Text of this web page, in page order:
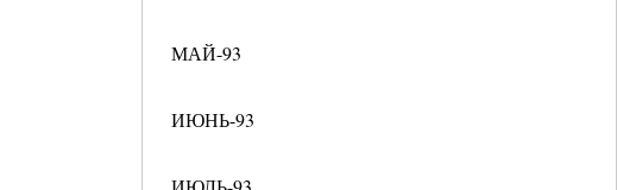
МАЙ-93
ИЮНЬ-93